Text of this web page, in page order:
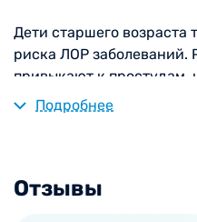
Дети старшего возраста
риска ЛОР заболеваний.
привыкают к
ребенка, полагая, что
и в последствиях и
Подробнее
Отзывы